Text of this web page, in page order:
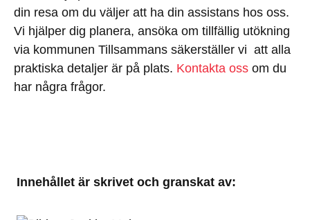
din resa om du väljer att ha din assistans hos oss.
Vi hjälper dig planera, ansöka om tillfällig utökning
via kommunen Tillsammans säkerställer vi att alla
praktiska detaljer är på plats. Kontakta oss om du
har några frågor.
Innehållet är skrivet och granskat av: